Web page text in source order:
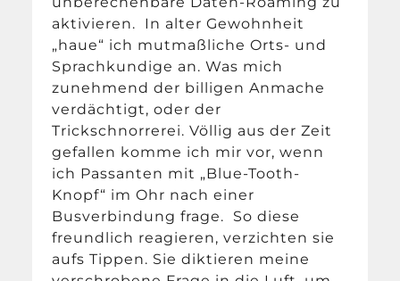
aktivieren. In alter Gewohnheit
„haue“ ich mutmaßliche Orts- und
Sprachkundige an. Was mich
zunehmend der billigen Anmache
verdächtigt, oder der
Trickschnorrerei. Völlig aus der Zeit
gefallen komme ich mir vor, wenn
ich Passanten mit „Blue-Tooth-
Knopf“ im Ohr nach einer
Busverbindung frage. So diese
freundlich reagieren, verzichten sie
aufs Tippen. Sie diktieren meine